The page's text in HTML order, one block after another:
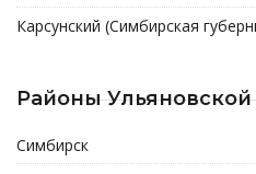
Карсунский (Симбирская
Районы Ульяновской
Симбирск